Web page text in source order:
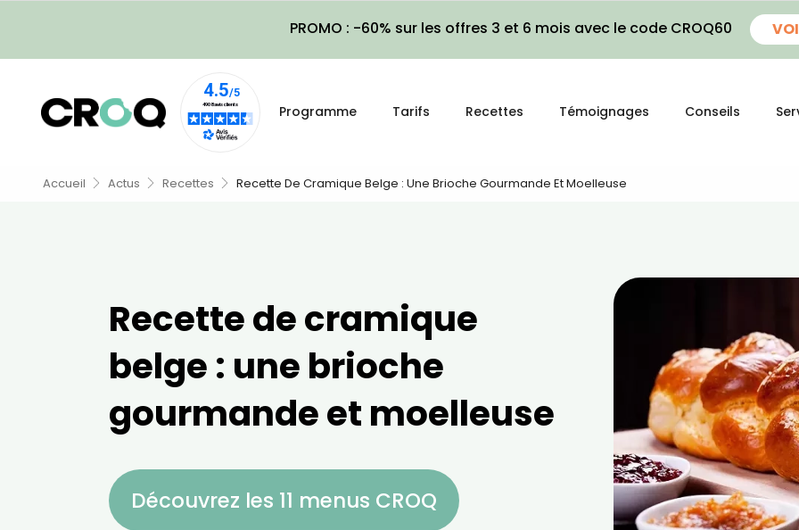
PROMO : -60% sur les offres 3 et 6 mois avec le code CROQ60
Programme Tarifs Recettes Témoignages Conseils
Accueil Actus Recettes Recette De Cramique Belge : Une Brioche Gourmande Et Moelleuse
Recette de cramique
belge : une brioche
gourmande et moelleuse
Découvrez les 11 menus CROQ